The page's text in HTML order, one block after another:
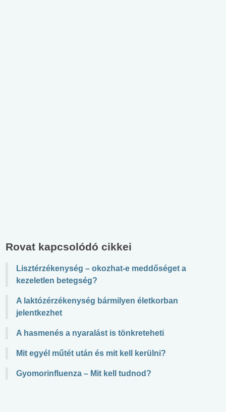
Rovat kapcsolódó cikkei
Lisztérzékenység – okozhat-e meddőséget a
kezeletlen betegség?
A laktózérzékenység bármilyen életkorban
jelentkezhet
A hasmenés a nyaralást is tönkreteheti
Mit egyél műtét után és mit kell kerülni?
Gyomorinfluenza – Mit kell tudnod?